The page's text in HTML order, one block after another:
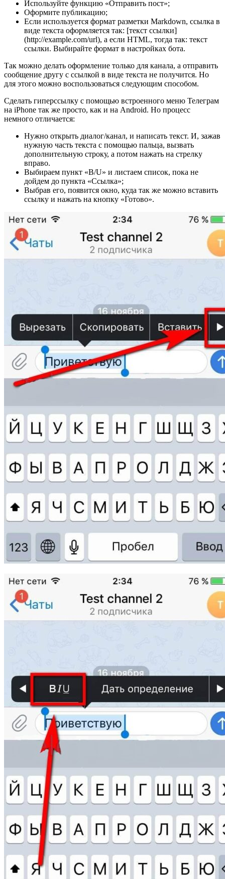
Используйте функцию «Отправить пост»;
Оформите публикацию;
Если используется формат разметки Markdown, ссылка в
виде текста оформляется так: [текст ссылки]
(http://example.com/url), а если HTML, тогда так: текст
ссылки. Выбирайте формат в настройках бота.
Так можно делать оформление только для канала, а отправить
сообщение другу с ссылкой в виде текста не получится. Но
для этого можно воспользоваться следующим способом.
Сделать гиперссылку с помощью встроенного меню Телеграм
на iPhone так же просто, как и на Android. Но процесс
немного отличается:
Нужно открыть диалог/канал, и написать текст. И, зажав
нужную часть текста с помощью пальца, вызвать
дополнительную строку, а потом нажать на стрелку
вправо.
Выбираем пункт «B/U» и листаем список, пока не
дойдем до пункта «Ссылка»;
Выбрав его, появится окно, куда так же можно вставить
ссылку и нажать на кнопку «Готово».